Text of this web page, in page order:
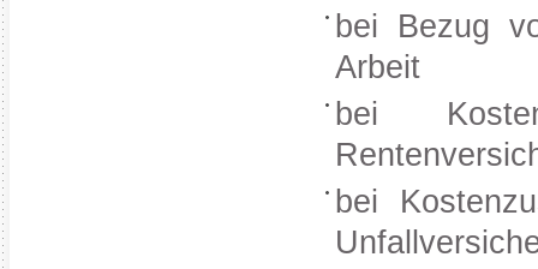
bei Bezug
Arbeit
bei
bei